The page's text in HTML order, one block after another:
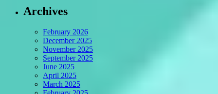
Archives
February 2026
December 2025
November 2025
September 2025
June 2025
April 2025
March 2025